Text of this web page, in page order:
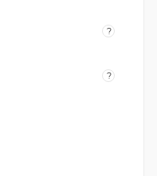
?
?